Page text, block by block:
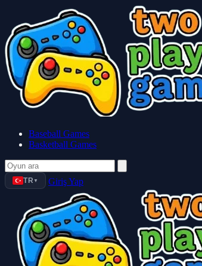
Baseball Games
Basketball Games
TR ▼ Giriş Yap